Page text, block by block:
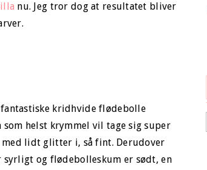
nu. Jeg tror dog at resultatet bliver
fantastiske kridhvide flødebolle
helst krymmel vil tage sig super
med lidt glitter i, så fint. Derudover
og flødebolleskum er sødt, en